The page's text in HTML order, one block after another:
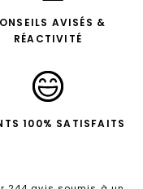
AVISÉS &
RÉACTIVITÉ
100% SATISFAITS